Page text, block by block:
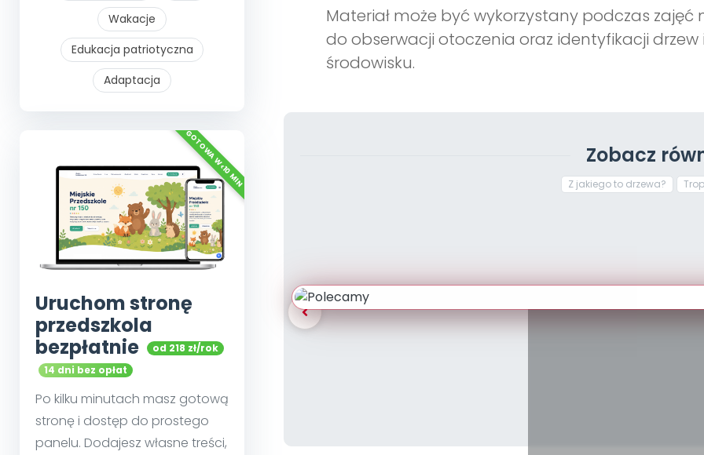
Wakacje
Edukacja patriotyczna
Adaptacja
Uruchom stronę
przedszkola
bezpłatnie
od 218 zł/rok
14 dni bez opłat
Po kilku minutach masz gotową
stronę i dostęp do prostego
panelu. Dodajesz własne treści,
Materiał może być wykorzystany podczas
do obserwacji otoczenia oraz identyfikacji
środowisku.
Zobacz
Z jakiego to drzewa?